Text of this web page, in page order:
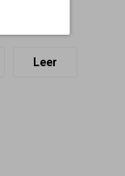
Leer